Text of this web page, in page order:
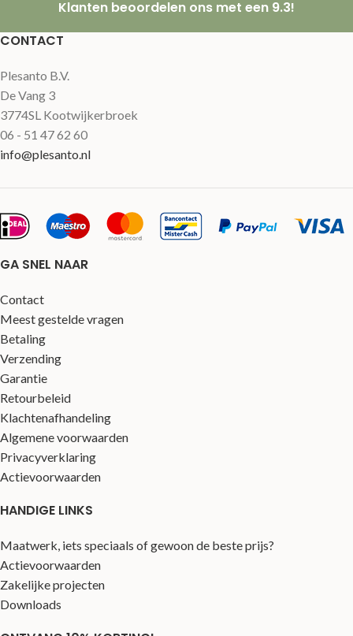
Klanten beoordelen ons met een 9.3!
CONTACT
Plesanto B.V.
De Vang 3
3774SL Kootwijkerbroek
06 - 51 47 62 60
info@plesanto.nl
GA SNEL NAAR
Contact
Meest gestelde vragen
Betaling
Verzending
Garantie
Retourbeleid
Klachtenafhandeling
Algemene voorwaarden
Privacyverklaring
Actievoorwaarden
HANDIGE LINKS
Maatwerk, iets speciaals of gewoon de beste prijs?
Actievoorwaarden
Zakelijke projecten
Downloads